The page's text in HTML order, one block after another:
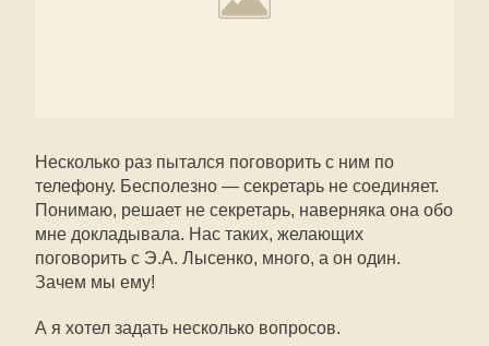
Несколько раз пытался поговорить с ним по
телефону. Бесполезно — секретарь не соединяет.
Понимаю, решает не секретарь, наверняка она обо
мне докладывала. Нас таких, желающих
поговорить с Э.А. Лысенко, много, а он один.
Зачем мы ему!
А я хотел задать несколько вопросов.